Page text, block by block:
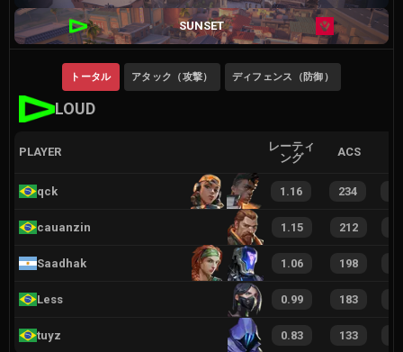
SUNSET
LOUD
トータル アタック（攻撃） ディフェンス（防御）
PLAYER
レーティ
ング
ACS
qck 1.16 234
cauanzin 1.15 212
Saadhak 1.06 198
Less 0.99 183
tuyz 0.83 133